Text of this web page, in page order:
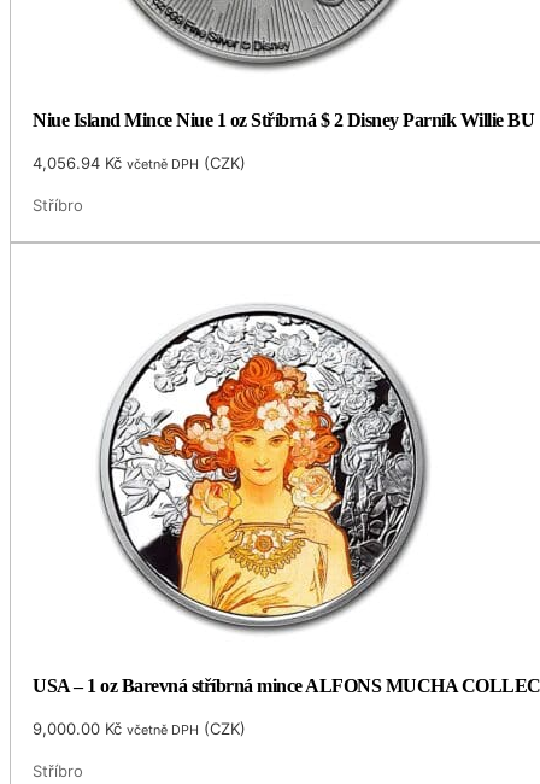
Niue Island Mince Niue 1 oz Stříbrná $ 2 Disney Parník Willie BU
4,056.94 Kč včetně DPH (CZK)
Stříbro
USA – 1 oz Barevná stříbrná mince ALFONS MUCHA
9,000.00 Kč včetně DPH (CZK)
Stříbro